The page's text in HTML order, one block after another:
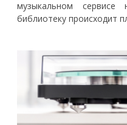
музыкальном
библиотеку происходит